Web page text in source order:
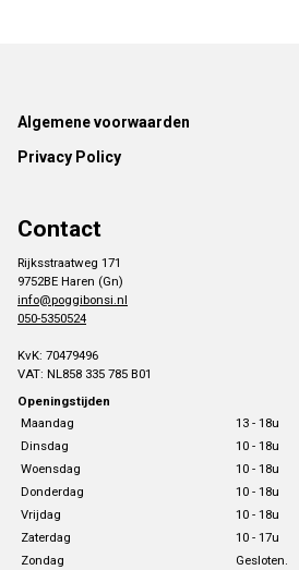
Footer
Algemene voorwaarden
Privacy Policy
Contact
Rijksstraatweg 171
9752BE Haren (Gn)
info@poggibonsi.nl
050-5350524
KvK: 70479496
VAT: NL858 335 785 B01
Openingstijden
Maandag
13 - 18u
Dinsdag
10 - 18u
Woensdag
10 - 18u
Donderdag
10 - 18u
Vrijdag
10 - 18u
Zaterdag
10 - 17u
Zondag
Gesloten.